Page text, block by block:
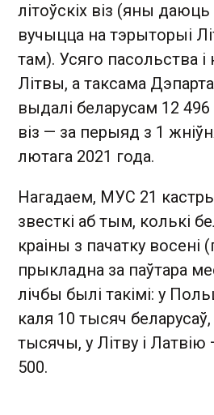
літоўскіх віз (яны
вучыцца на тэрыторыі
там). Усяго пасольства і
Літвы, а таксама
выдалі беларусам 12
віз — за перыяд з 1
лютага 2021 года.
Нагадаем, МУС 21
звесткі аб тым, колькі
краіны з пачатку восені
прыкладна за паўтара
лічбы былі такімі: у
каля 10 тысяч
тысячы, у Літву і
500.